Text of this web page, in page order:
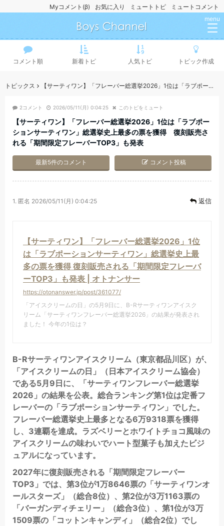
ミュートコメント
ミュートトピ
お気に入り
Myコメント(β)
menu
コメント順 新着トピ 人気トピ トピック作成
トピックス 【サーティワン】「フレーバー総選挙2026」1位は「ラブポーションサーティワン」総選挙史上最多の票を獲得 復刻販売される「期間限定フレーバーTOP3」も発表
2コメント 2026/05/11(月) 0:04:25 このトピをミュート
【サーティワン】「フレーバー総選挙2026」1位は「ラブポー
ションサーティワン」総選挙史上最多の票を獲得 復刻販売さ
れる「期間限定フレーバーTOP3」も発表
コメント投稿
最新5件のコメント
1. 匿名 2026/05/11(月) 0:04:25 返信
【サーティワン】「フレーバー総選挙2026」1位
は「ラブポーションサーティワン」総選挙史上最
多の票を獲得 復刻販売される「期間限定フレーバ
ーTOP3」も発表 | オトナンサー
https://otonanswer.jp/post/361077/
「アイスクリームの日」の5月9日に、B-Rサーティワンアイスク
リーム「サーティワンフレーバー総選挙2026」の結果が発表され
ました！ 今年の1位は？
B-Rサーティワンアイスクリーム（東京都品川区）が、
「アイスクリームの日」（日本アイスクリーム協会）
である5月9日に、「サーティワンフレーバー総選挙
2026」の結果を公表。総合ランキング第1位は定番フ
レーバーの「ラブポーションサーティワン」でした。
フレーバー総選挙史上最多となる6万9318票を獲得
し、3連覇を達成。ラズベリーとホワイトチョコ風味の
アイスクリームの味わいでハート型菓子も加えたビジ
ュアルになっています。
2027年に復刻販売される「期間限定フレーバー
TOP3」では、第3位が1万8646票の「サーティワンオ
ールスターズ」（総合8位）、第2位が3万1163票の
「バーガンディチェリー」（総合3位）、第1位が3万
1509票の「コットンキャンディ」（総合2位）でし